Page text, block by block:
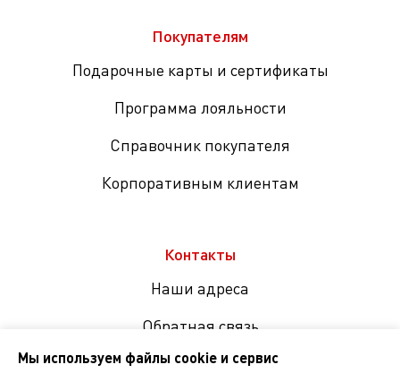
Покупателям
Подарочные карты и сертификаты
Программа лояльности
Справочник покупателя
Корпоративным клиентам
Контакты
Наши адреса
Обратная связь
Мы используем файлы cookie и сервис